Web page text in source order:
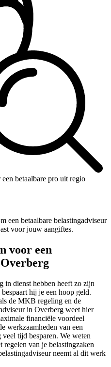
betaalbare pro uit regio
een betaalbare belastingadviseur
voor jouw aangiftes.
voor een
in dienst hebben heeft zo zijn
hij je een hoop geld.
de MKB regeling en de
in Overberg weet hier
financiële voordeel
werkzaamheden van een
tijd besparen. We weten
van je belastingzaken
neemt al dit werk